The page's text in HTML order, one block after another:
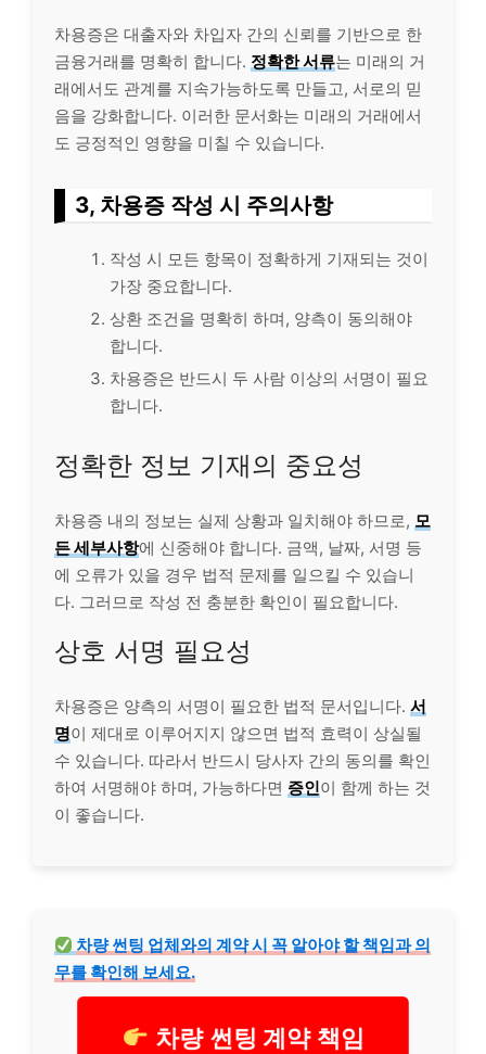
차용증은 대출자와 차입자 간의 신뢰를 기반으로 한
금융거래를 명확히 합니다. 정확한 서류는 미래의 거
래에서도 관계를 지속가능하도록 만들고, 서로의 믿
음을 강화합니다. 이러한 문서화는 미래의 거래에서
도 긍정적인 영향을 미칠 수 있습니다.
3, 차용증 작성 시 주의사항
작성 시 모든 항목이 정확하게 기재되는 것이
가장 중요합니다.
상환 조건을 명확히 하며, 양측이 동의해야
합니다.
차용증은 반드시 두 사람 이상의 서명이 필요
합니다.
정확한 정보 기재의 중요성
차용증 내의 정보는 실제 상황과 일치해야 하므로, 모
든 세부사항에 신중해야 합니다. 금액, 날짜, 서명 등
에 오류가 있을 경우 법적 문제를 일으킬 수 있습니
다. 그러므로 작성 전 충분한 확인이 필요합니다.
상호 서명 필요성
차용증은 양측의 서명이 필요한 법적 문서입니다. 서
명이 제대로 이루어지지 않으면 법적 효력이 상실될
수 있습니다. 따라서 반드시 당사자 간의 동의를 확인
하여 서명해야 하며, 가능하다면 증인이 함께 하는 것
이 좋습니다.
차량 썬팅 업체와의 계약 시 꼭 알아야 할 책임과 의
무를 확인해 보세요.
차량 썬팅 계약 책임